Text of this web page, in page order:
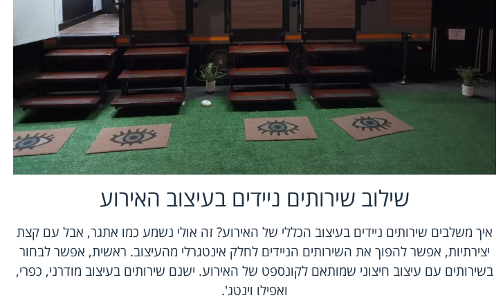
שילוב שירותים ניידים בעיצוב האירוע
איך משלבים שירותים ניידים בעיצוב הכללי של האירוע? זה אולי נשמע כמו אתגר, אבל עם קצת
יצירתיות, אפשר להפוך את השירותים הניידים לחלק אינטגרלי מהעיצוב. ראשית, אפשר לבחור
בשירותים עם עיצוב חיצוני שמותאם לקונספט של האירוע. ישנם שירותים בעיצוב מודרני, כפרי,
ואפילו וינטג'.